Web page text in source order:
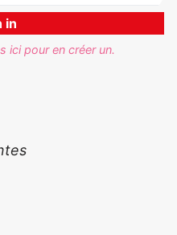
ici pour en créer un.